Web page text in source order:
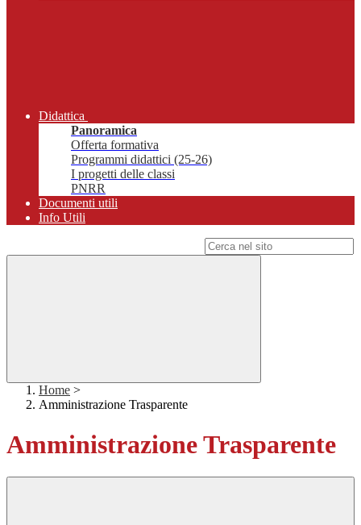
Didattica
Panoramica
Offerta formativa
Programmi didattici (25-26)
I progetti delle classi
PNRR
Documenti utili
Info Utili
Home >
Amministrazione Trasparente
Amministrazione Trasparente